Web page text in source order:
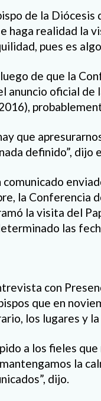
de la Diócesis
haga realidad la
pues es
de que la
anuncio oficial de
que
definido”, dijo
comunicado
la Conferencia
la visita del
las
con
que en
los lugares y
a los fieles
la
dijo.